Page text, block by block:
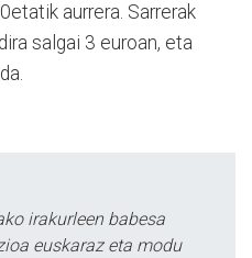
aurrera. Sarrerak
salgai 3 euroan, eta
irakurleen babesa
euskaraz eta modu